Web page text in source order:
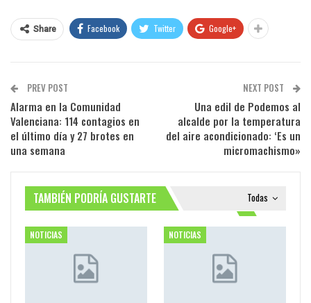
Share Facebook Twitter Google+
PREV POST
Alarma en la Comunidad
Valenciana: 114 contagios en
el último día y 27 brotes en
una semana
NEXT POST
Una edil de Podemos al
alcalde por la temperatura
del aire acondicionado: ‘Es un
micromachismo»
Todas
TAMBIÉN PODRÍA GUSTARTE
NOTICIAS NOTICIAS